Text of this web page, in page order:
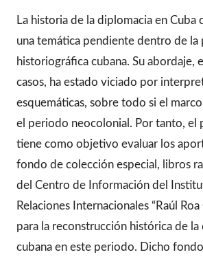
La historia de la diplomacia en Cuba
una temática pendiente dentro de la
historiográfica cubana. Su abordaje,
casos, ha estado viciado por
esquemáticas, sobre todo si el
el periodo neocolonial. Por tanto, el
tiene como objetivo evaluar los
fondo de colección especial, libros
del Centro de Información del
Relaciones Internacionales “Raúl Roa
para la reconstrucción histórica de la
cubana en este periodo. Dicho